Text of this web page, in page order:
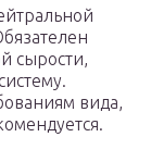
сырости,
вида,